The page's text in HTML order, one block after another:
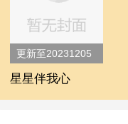
更新至20231205
期
星星伴我心